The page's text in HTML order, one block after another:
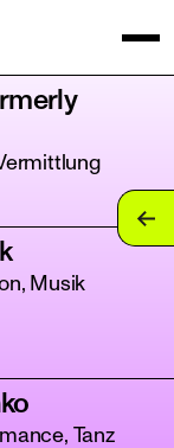
Musik
Tanz